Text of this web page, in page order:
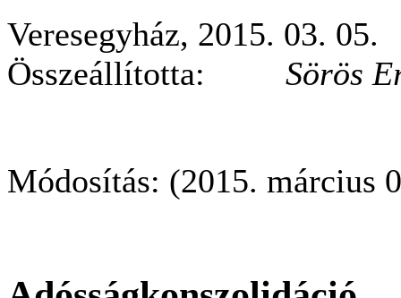
Veresegyház, 2015. 03. 05.
Összeállította: Sörös
Módosítás: (2015. március